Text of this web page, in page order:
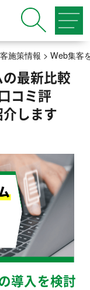
施策情報 > Web集客
最新比較
コミ評
します
導入を検討